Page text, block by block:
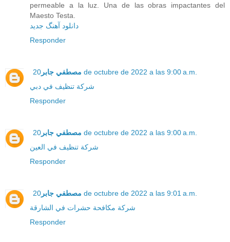
permeable a la luz. Una de las obras impactantes del
Maesto Testa.
دانلود آهنگ جدید
Responder
مصطفي جابر 20 de octubre de 2022 a las 9:00 a.m.
شركة تنظيف في دبي
Responder
مصطفي جابر 20 de octubre de 2022 a las 9:00 a.m.
شركة تنظيف في العين
Responder
مصطفي جابر 20 de octubre de 2022 a las 9:01 a.m.
شركة مكافحة حشرات في الشارقة
Responder